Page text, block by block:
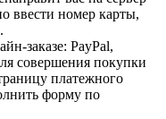
ввести номер карты,
заказе: PayPal,
совершения покупки
платежного
форму по